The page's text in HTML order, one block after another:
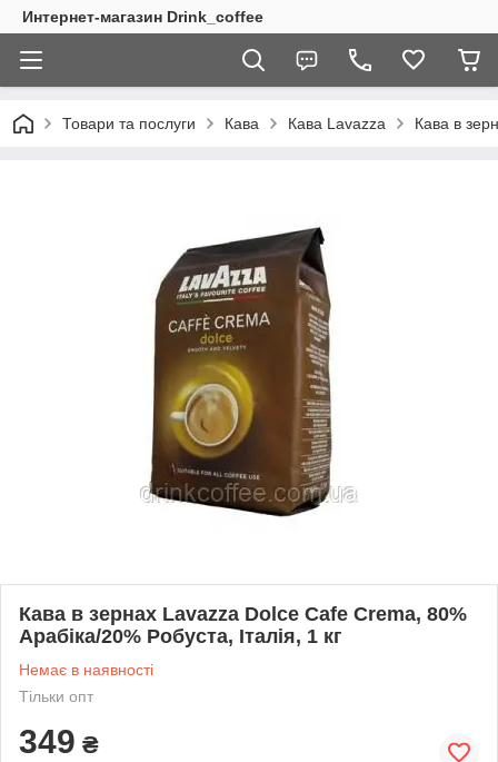
Интернет-магазин Drink_coffee
Товари та послуги Кава Кава Lavazza Кава в
Кава в зернах Lavazza Dolce Cafe Crema, 80%
Арабіка/20% Робуста, Італія, 1 кг
Немає в наявності
Тільки опт
349 ₴